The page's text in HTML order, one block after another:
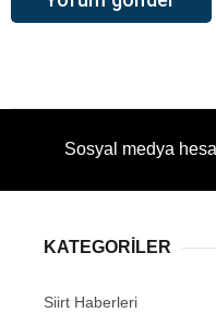
Sosyal medya
KATEGORİLER
Siirt Haberleri